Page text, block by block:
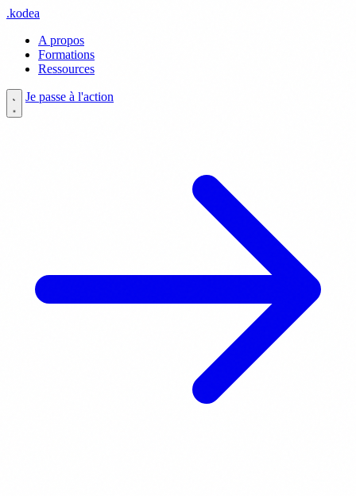
.kodea
A propos
Formations
Ressources
Je passe à l'action